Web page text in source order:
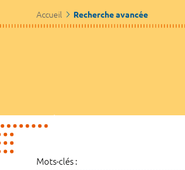
Accueil Recherche avancée
Mots-clés :